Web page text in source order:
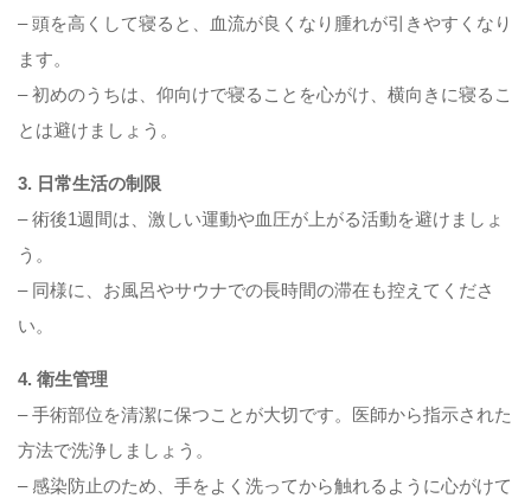
– 頭を高くして寝ると、血流が良くなり腫れが引きやすくなり
ます。
– 初めのうちは、仰向けで寝ることを心がけ、横向きに寝るこ
とは避けましょう。
3. 日常生活の制限
– 術後1週間は、激しい運動や血圧が上がる活動を避けましょ
う。
– 同様に、お風呂やサウナでの長時間の滞在も控えてくださ
い。
4. 衛生管理
– 手術部位を清潔に保つことが大切です。医師から指示された
方法で洗浄しましょう。
– 感染防止のため、手をよく洗ってから触れるように心がけて